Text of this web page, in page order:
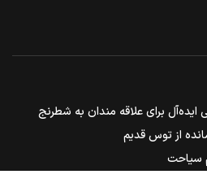
برای علاقه مندان به شطرنج
از توس قدیم
سیاحت